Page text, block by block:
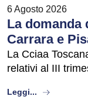
6 Agosto 2026
La domanda
Carrara e
La Cciaa
relativi al III
Leggi... about